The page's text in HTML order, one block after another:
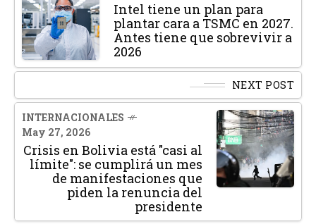
Intel tiene un plan para
plantar cara a TSMC en 2027.
Antes tiene que sobrevivir a
2026
NEXT POST
INTERNACIONALES
May 27, 2026
Crisis en Bolivia está "casi al
límite": se cumplirá un mes
de manifestaciones que
piden la renuncia del
presidente